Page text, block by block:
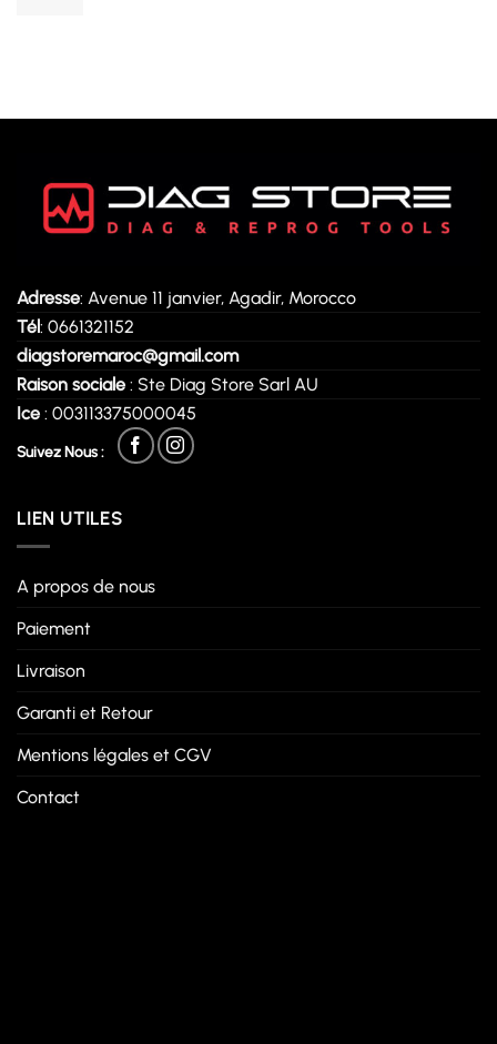
Adresse: Avenue 11 janvier, Agadir, Morocco
Tél: 0661321152
diagstoremaroc@gmail.com
Raison sociale : Ste Diag Store Sarl AU
Ice : 003113375000045
Suivez Nous :
LIEN UTILES
A propos de nous
Paiement
Livraison
Garanti et Retour
Mentions légales et CGV
Contact